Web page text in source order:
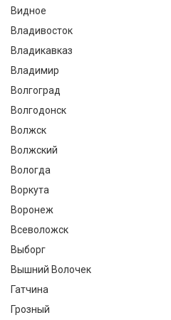
Видное
Владивосток
Владикавказ
Владимир
Волгоград
Волгодонск
Волжск
Волжский
Вологда
Воркута
Воронеж
Всеволожск
Выборг
Вышний Волочек
Гатчина
Грозный